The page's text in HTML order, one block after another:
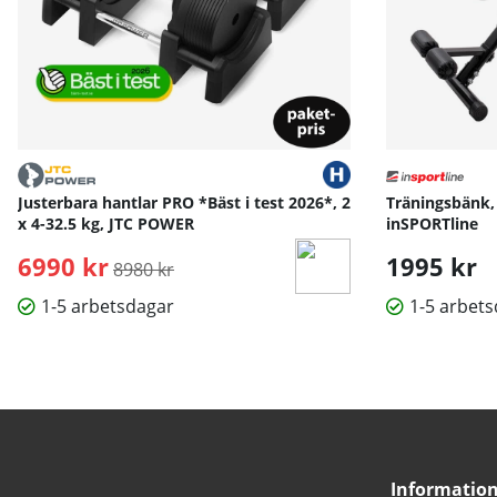
Justerbara hantlar PRO *Bäst i test 2026*, 2
x 4-32.5 kg, JTC POWER
6990 kr Ordinarie pris:
8980 kr
1-5 arbetsdagar
inSPORTline
1995 kr
1-5
Information